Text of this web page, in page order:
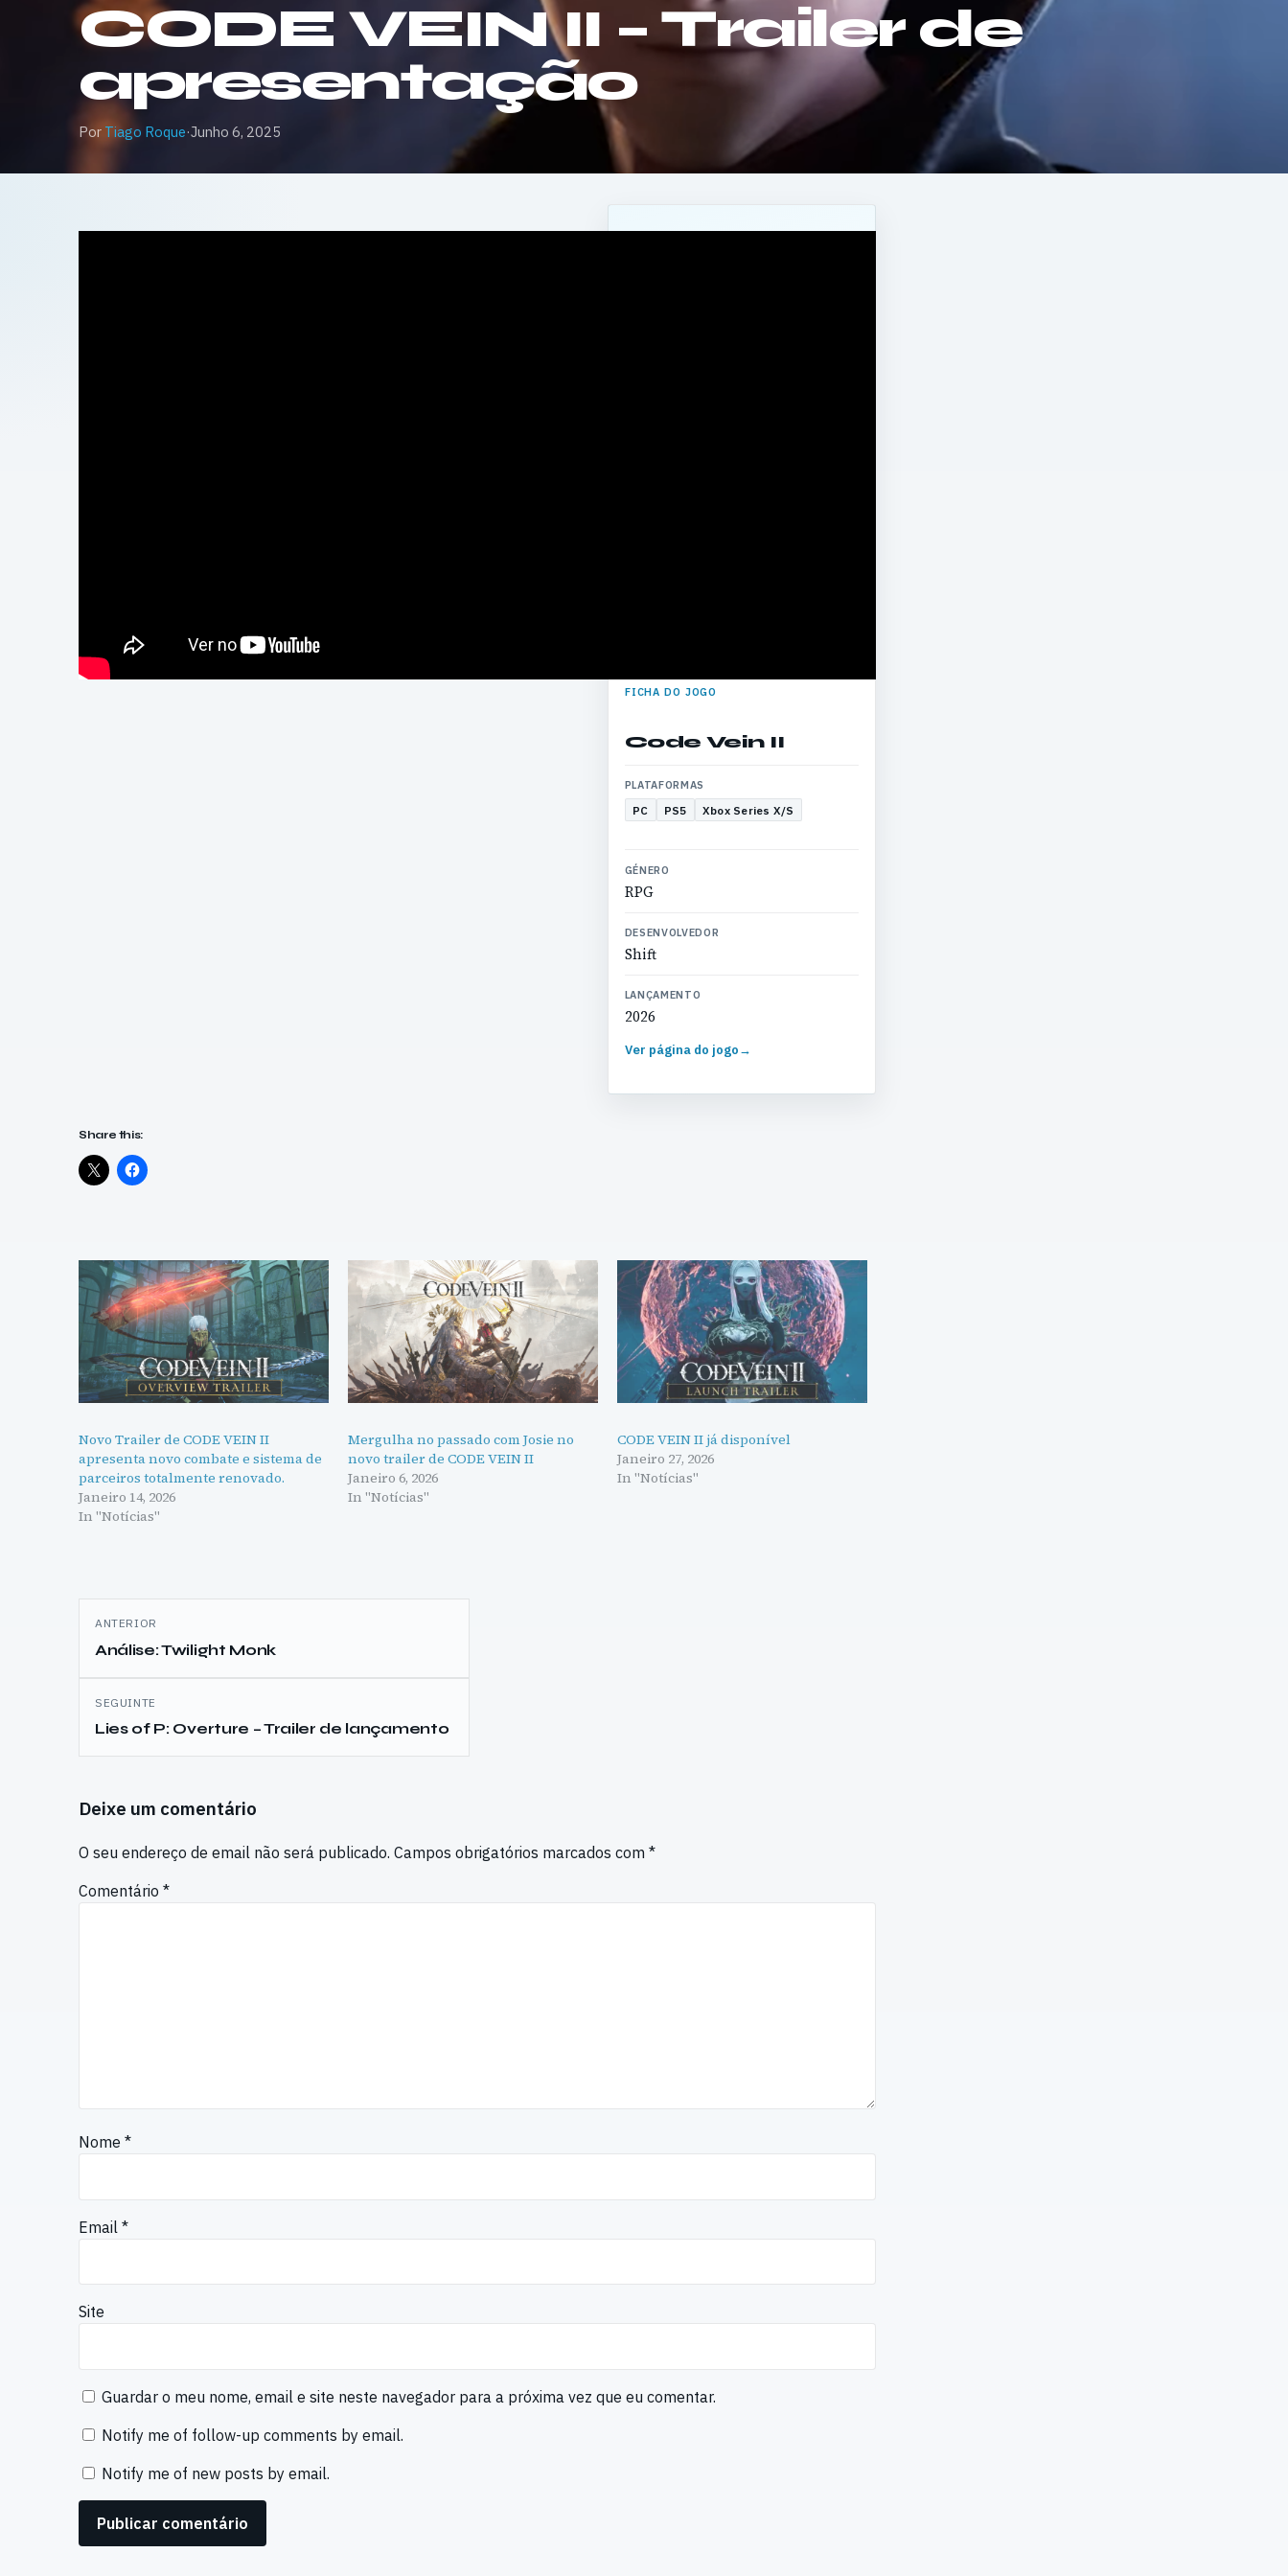
CODE VEIN II – Trailer de
apresentação
Por Tiago Roque·Junho 6, 2025
FICHA DO JOGO
Code Vein II
PLATAFORMAS
PC PS5 Xbox Series X/S
GÉNERO
RPG
DESENVOLVEDOR
Shift
LANÇAMENTO
2026
Ver página do jogo→
Share this:
Novo Trailer de CODE VEIN II
apresenta novo combate e sistema de
parceiros totalmente renovado.
Janeiro 14, 2026
In "Notícias"
Mergulha no passado com Josie no
novo trailer de CODE VEIN II
Janeiro 6, 2026
In "Notícias"
CODE VEIN II já disponível
Janeiro 27, 2026
In "Notícias"
Navegação
de
artigos
ANTERIOR
Análise: Twilight Monk
SEGUINTE
Lies of P: Overture – Trailer de lançamento
Deixe um comentário
O seu endereço de email não será publicado. Campos obrigatórios marcados com *
Comentário *
Nome *
Email *
Site
Guardar o meu nome, email e site neste navegador para a próxima vez que eu comentar.
Notify me of follow-up comments by email.
Notify me of new posts by email.